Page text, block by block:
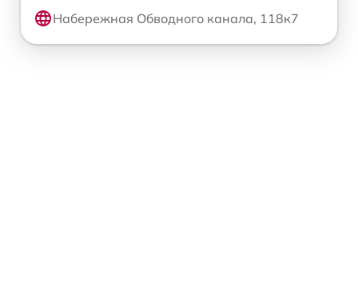
Набережная Обводного канала, 118к7